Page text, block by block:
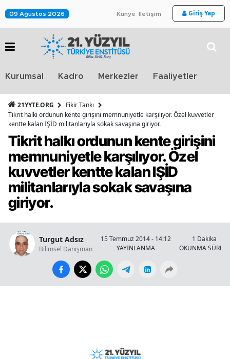
09 Ağustos 2026 Künye İletişim Giriş Yap
Kurumsal Kadro Merkezler Faaliyetler
21YYTE.ORG
Fikir Tankı
Tikrit halkı ordunun kente girişini memnuniyetle karşılıyor. Özel kuvvetler
kentte kalan IŞİD militanlarıyla sokak savaşına giriyor.
Tikrit halkı ordunun kente girişini
memnuniyetle karşılıyor. Özel
kuvvetler kentte kalan IŞİD
militanlarıyla sokak savaşına
giriyor.
Turgut Adsız
Bilimsel Danışman
15 Temmuz 2014 - 14:12
YAYINLANMA
1 Dakika
OKUNMA SÜRESİ